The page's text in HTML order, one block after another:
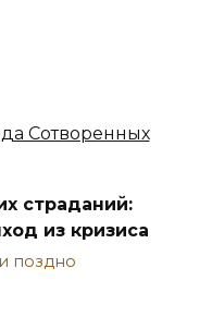
страданий:
из кризиса
поздно